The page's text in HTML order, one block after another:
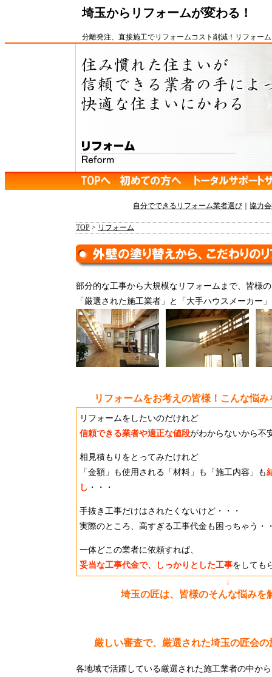
埼玉からリフォームが変わる！
分離発注、 直接施工でリフォームコスト削減 ！ リフォー
自分でできるリフォーム業者選び 協力
TOP > リフォーム
部分的な工事から大規模な リフォーム まで、皆様
「厳選された施工業者」と「大手ハウスメーカー
リフォームをお考えの皆様！こんな悩
リフォームをしたいのだけれど
信頼できる業者や適正な値段がわからないから不
相見積もりをとってみたけれど
「金額」も使用される「材料」も「施工内容」も
し ・・・
手抜き工事だけはされたくないけど・・・
実際のところ、高すぎる工事代金も困っちゃう・
一体どこの業者に依頼すれば、
妥当な工事代金で、しっかりとした工事をしても
↓
埼玉の匠は、皆様のそんな悩みを
厳しい審査で、厳選された埼玉の匠会
各地域で活躍している厳選された施工業者の中か